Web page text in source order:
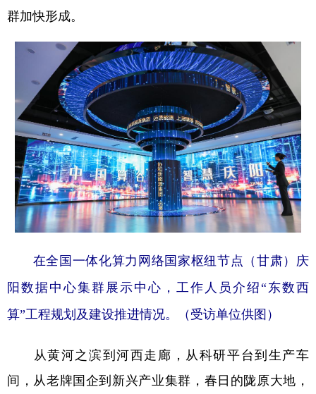
群加快形成。
在全国一体化算力网络国家枢纽节点（甘肃）庆
阳数据中心集群展示中心，工作人员介绍“东数西
算”工程规划及建设推进情况。（受访单位供图）
从黄河之滨到河西走廊，从科研平台到生产车
间，从老牌国企到新兴产业集群，春日的陇原大地，